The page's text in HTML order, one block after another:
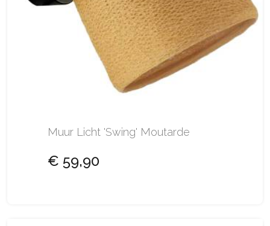
Muur Licht 'Swing' Moutarde
€ 59,90